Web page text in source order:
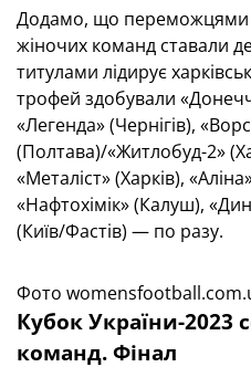
Додамо, що переможцями
жіночих команд ставали
титулами лідирує
трофей здобували
«Легенда» (Чернігів),
(Полтава)/«Житлобуд-2»
«Металіст» (Харків),
«Нафтохімік» (Калуш),
(Київ/Фастів) — по разу.
Фото
Кубок України-2023
команд. Фінал